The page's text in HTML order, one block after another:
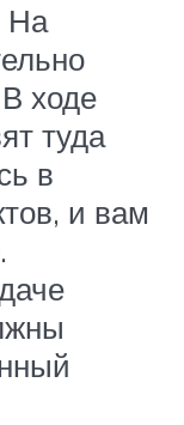
На
ходе
туда
в
и вам